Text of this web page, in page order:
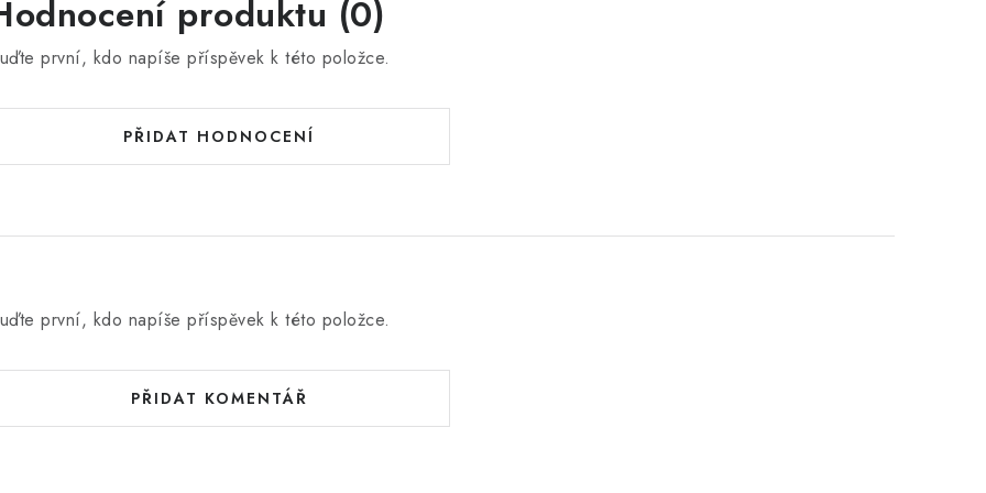
produktu (0)
první, kdo napíše příspěvek k této položce.
PŘIDAT HODNOCENÍ
první, kdo napíše příspěvek k této položce.
PŘIDAT KOMENTÁŘ